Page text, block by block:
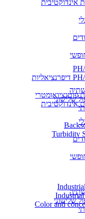
פוטנציואומטרי
אינדוקטיבית
שלישוני
אינדוקטיבית
שלישוני
Turbidity
Color and